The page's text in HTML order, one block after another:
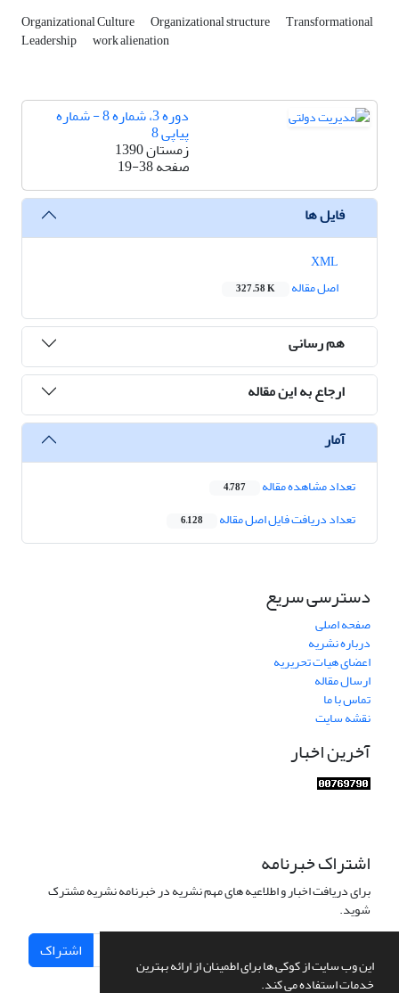
این وب سایت از کوکی ها برای اطمینان از ارائه بهترین
خدمات استفاده می کند.
Organizational Culture Organizational structure Transformational
Leadership work alienation
دوره 3، شماره 8 - شماره
پیاپی 8
زمستان 1390
صفحه19-38
فایل ها
اصل مقاله
327.58 K
هم رسانی
ارجاع به این مقاله
آمار
تعداد مشاهده مقاله 4,787
تعداد دریافت فایل اصل مقاله 6,128
دسترسی سریع
صفحه اصلی
درباره نشریه
اعضای هیات تحریریه
ارسال مقاله
تماس با ما
نقشه سایت
آخرین اخبار
اشتراک خبرنامه
برای دریافت اخبار و اطلاعیه های مهم نشریه در خبرنامه نشریه مشترک
شوید.
اشتراک